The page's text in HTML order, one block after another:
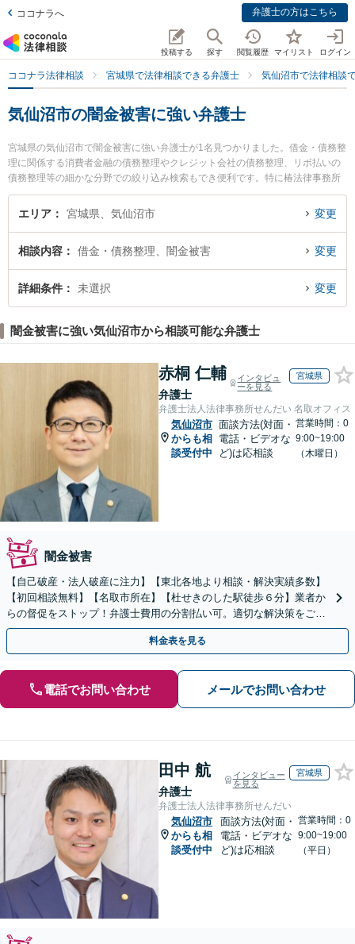
ココナラへ 弁護士の方はこちら
投稿する 探す 閲覧履歴 マイリスト ログイン
ココナラ法律相談 宮城県で法律相談できる弁護士 気仙沼市で法律相談
気仙沼市の闇金被害に強い弁護士
宮城県の気仙沼市で闇金被害に強い弁護士が1名見つかりました。借金・債務整
理に関係する消費者金融の債務整理やクレジット会社の債務整理、リボ払いの
債務整理等の細かな分野での絞り込み検索もでき便利です。特に椿法律事務所
の関口 悟弁護士のプロフィール情報や弁護士費用、強みなどが注目されていま
す。『気仙沼市で土日や夜間に発生した闇金被害のトラブルを今すぐに弁護士
予約したい』などでお困りの相談者さんにおすすめです。
エリア 宮城県、気仙沼市 変更
相談内容 借金・債務整理、闇金被害 変更
詳細条件 未選択 変更
闇金被害に強い気仙沼市から相談可能な弁護士
赤桐 仁輔
弁護士
インタビュ
ーを見る
宮城県
弁護士法人法律事務所せんだい 名取オフィス
気仙沼市
からも相
談受付中
面談方法(対面・
電話・ビデオな
ど)は応相談
営業時間：0
9:00~19:00
（木曜日）
闇金被害
【自己破産・法人破産に注力】【東北各地より相談・解決実績多数】
【初回相談無料】【名取市所在】【杜せきのした駅徒歩６分】業者か
らの督促をストップ！弁護士費用の分割払い可。適切な解決策をご提
案します【土曜相談可】【駐車場完備】【完全個室】
料金表を見る
電話でお問い合わせ メールでお問い合わせ
田中 航
弁護士
インタビュー
を見る
宮城県
弁護士法人法律事務所せんだい
気仙沼市
からも相
談受付中
面談方法(対面・
電話・ビデオな
ど)は応相談
営業時間：0
9:00~19:00
（平日）